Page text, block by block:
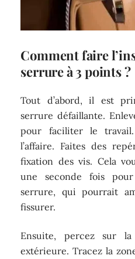
Comment faire
serrure à 3 points ?
Tout d’abord, il est
serrure défaillante.
pour faciliter le
l’affaire. Faites des
fixation des vis. Cela
une seconde fois
serrure, qui pourrait
fissurer.
Ensuite, percez sur
extérieure. Tracez la